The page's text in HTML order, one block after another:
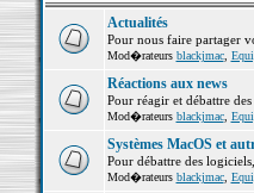
Actualités
Pour nous faire partager
Mod�rateurs blackjmac,
Réactions aux news
Pour réagir et débattre
Mod�rateurs blackjmac,
Systèmes MacOS et
Pour débattre des
Mod�rateurs blackjmac,